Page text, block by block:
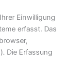
Einwilligung
erfasst. Das
Die Erfassung